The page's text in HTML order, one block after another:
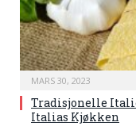
MARS 30, 2023
Tradisjonelle
Italias Kjøkken